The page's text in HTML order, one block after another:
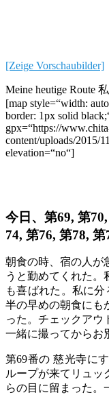
[Zeige Vorschaubilder]
Meine heutige Route
[map style=“width:
border: 1px solid
gpx=“https://
content/uploads/2015/
elevation=“no“]
今日、第69, 第
74, 第76, 第78,
朝食の時、宿の人が
うと勤めてくれた。
も喜ばれた。私に
半の早めの朝食にも
った。チェックアウ
一緒に撮ってからお
第69番の 慈光寺に
ループが来てリュッ
らの目に留まった。